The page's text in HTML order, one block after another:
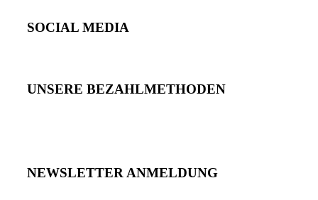
SOCIAL MEDIA
UNSERE BEZAHLMETHODEN
NEWSLETTER ANMELDUNG